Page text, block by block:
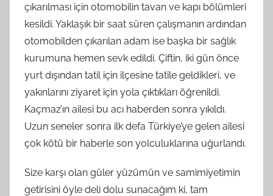
çıkarılması için otomobilin tavan ve kapı bölümleri
kesildi. Yaklaşık bir saat süren çalışmanın ardından
otomobilden çıkarılan adam ise başka bir sağlık
kurumuna hemen sevk edildi. Çiftin, iki gün önce
yurt dışından tatil için ilçesine tatile geldikleri, ve
yakınlarını ziyaret için yola çıktıkları öğrenildi.
Kaçmaz’ın ailesi bu acı haberden sonra yıkıldı.
Uzun seneler sonra ilk defa Türkiye’ye gelen ailesi
çok kötü bir haberle son yolculuklarına uğurlandı.
Size karşı olan güler yüzümün ve samimiyetimin
getirisini öyle deli dolu sunacağım ki, tam